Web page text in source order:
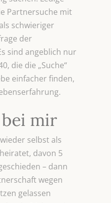
Partnersuche mit
schwieriger
der
sind angeblich nur
die die „Suche“
einfacher finden,
bei mir
selbst als
davon 5
– dann
wegen
gelassen